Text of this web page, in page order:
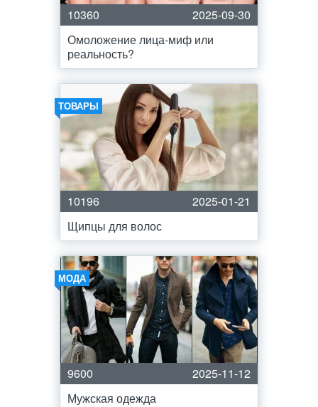
10360
2025-09-30
Омоложение лица-миф или
реальность?
ТОВАРЫ
10196
2025-01-21
Щипцы для волос
МОДА
9600
2025-11-12
Мужская одежда